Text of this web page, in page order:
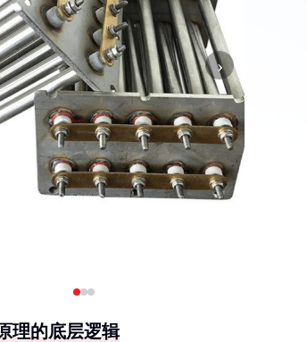
›
理的底层逻辑